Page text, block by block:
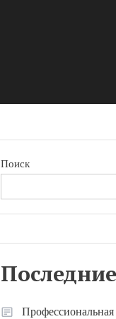
Поиск
Профессиональная